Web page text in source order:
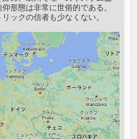
形態は非常に世俗的である。
ックの信者も少なくない。